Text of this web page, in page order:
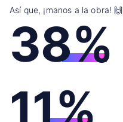
Así que, ¡manos a la obra! 🙌
38%
11%